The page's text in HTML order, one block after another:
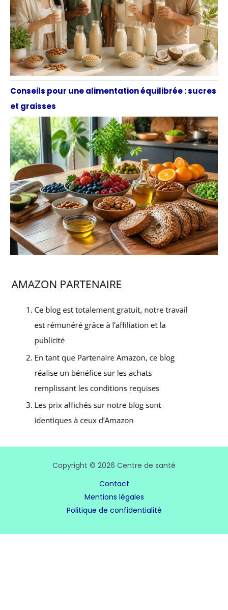
Conseils pour une alimentation équilibrée : sucres
et graisses
Copyright © 2026 Centre de santé
Contact
Mentions légales
Politique de confidentialité